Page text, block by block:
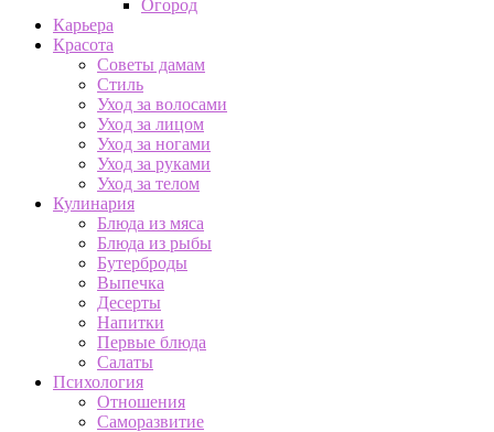
Огород
Карьера
Красота
Советы дамам
Стиль
Уход за волосами
Уход за лицом
Уход за ногами
Уход за руками
Уход за телом
Кулинария
Блюда из мяса
Блюда из рыбы
Бутерброды
Выпечка
Десерты
Напитки
Первые блюда
Салаты
Психология
Отношения
Саморазвитие